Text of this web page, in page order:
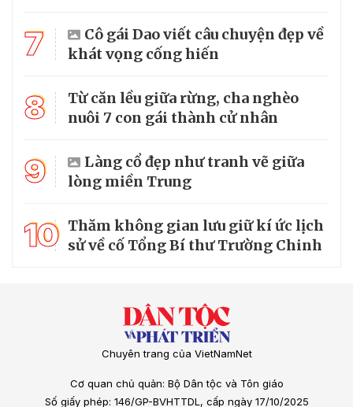
7
Cô gái Dao viết câu chuyện đẹp về
khát vọng cống hiến
8
Từ căn lều giữa rừng, cha nghèo
nuôi 7 con gái thành cử nhân
9
Làng cổ đẹp như tranh vẽ giữa
lòng miền Trung
10 Thăm không gian lưu giữ kí ức lịch
sử về cố Tổng Bí thư Trường Chinh
Chuyên trang của VietNamNet
Cơ quan chủ quản: Bộ Dân tộc và Tôn giáo
Số giấy phép: 146/GP-BVHTTDL, cấp ngày 17/10/2025